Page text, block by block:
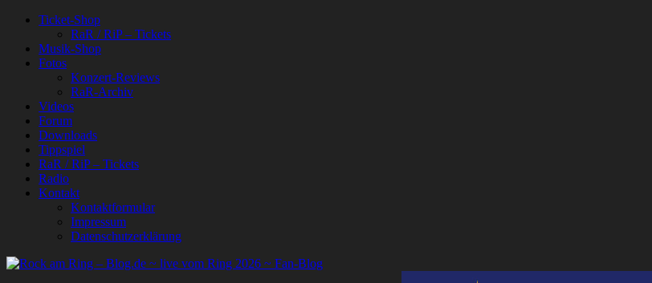
Ticket-Shop
RaR / RiP – Tickets
Musik-Shop
Fotos
Konzert-Reviews
RaR-Archiv
Videos
Forum
Downloads
Tippspiel
RaR / RiP – Tickets
Radio
Kontakt
Kontaktformular
Impressum
Datenschutzerklärung